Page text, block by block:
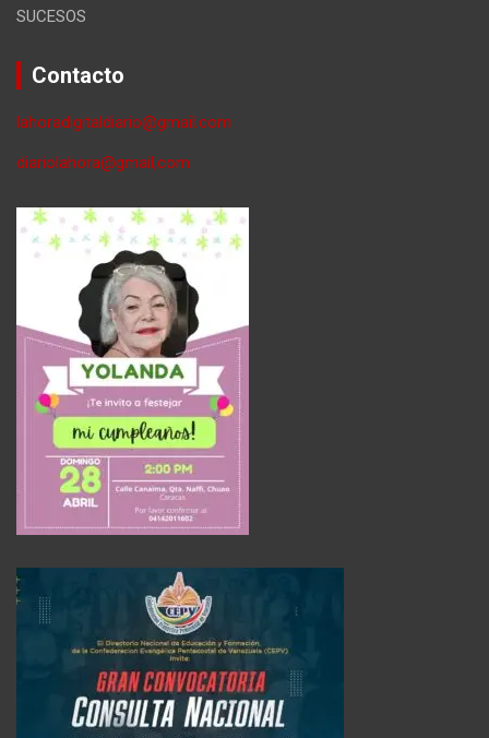
SUCESOS
Contacto
lahoradigitaldiario@gmail.com
diariolahora@gmail,com